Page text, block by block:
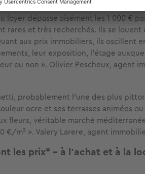
proposé pour un loyer mensuel
loyer dépasse aisément les 1 000 €
rares et très recherchés. Ils se
aux prix immobiliers, ils oscillent
leur exposition, l’étage
ou non ». Olivier Pescheux, agent
probablement l’une des plus
ocre et ses terrasses animées
fleurs, véritable marché
m² ». Valery Larere, agent
les prix* - à l’achat et à la